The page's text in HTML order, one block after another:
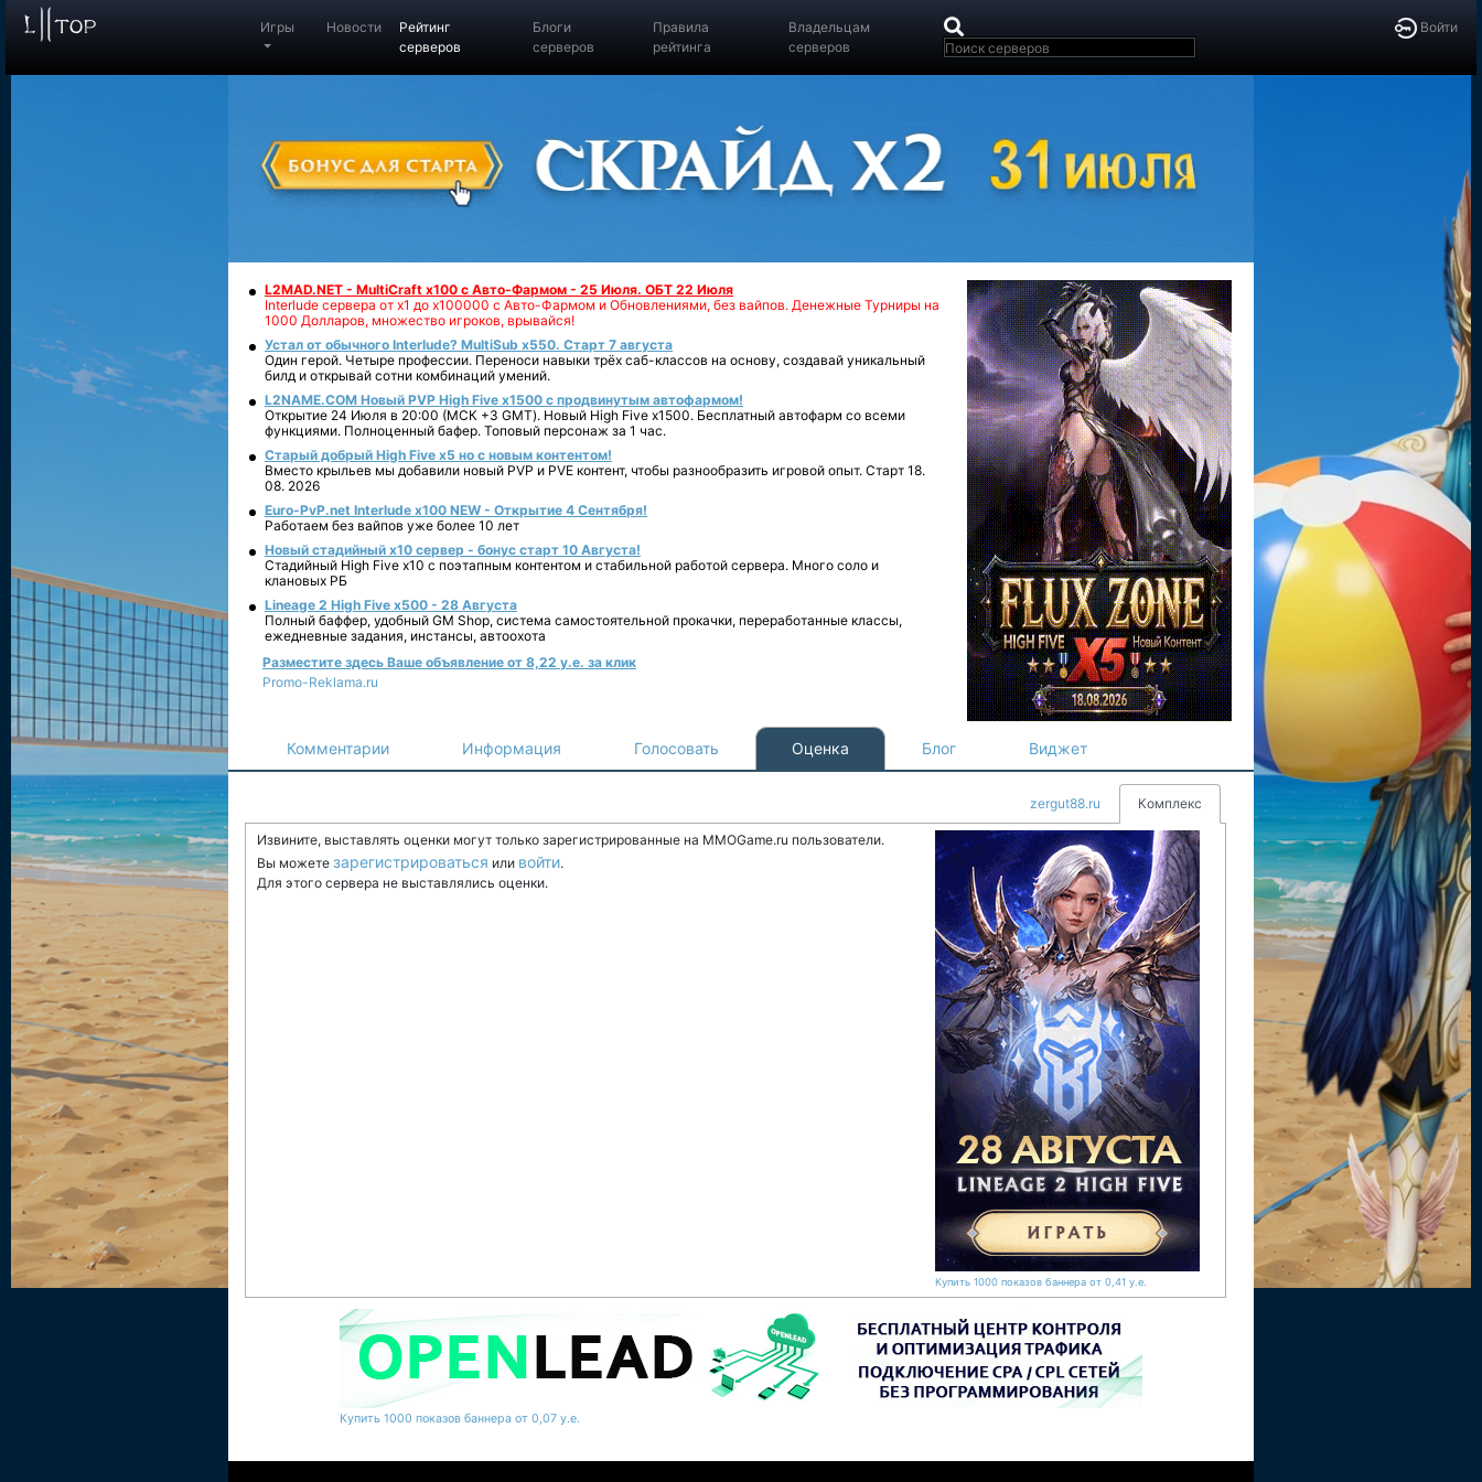
Войти
Игры Новости
Рейтинг
серверов
Блоги
серверов
Правила
рейтинга
Владельцам
серверов
L2MAD.NET - MultiCraft x100 с Авто-Фармом - 25 Июля. ОБТ 22 Июля
Interlude сервера от х1 до х100000 с Авто-Фармом и Обновлениями, без вайпов. Денежные Турниры на
1000 Долларов, множество игроков, врывайся!
Устал от обычного Interlude? MultiSub x550. Старт 7 августа
Один герой. Четыре профессии. Переноси навыки трёх саб-классов на основу, создавай уникальный
билд и открывай сотни комбинаций умений.
L2NAME.COM Новый PVP High Five x1500 с продвинутым автофармом!
Открытие 24 Июля в 20:00 (МСК +3 GMT). Новый High Five x1500. Бесплатный автофарм со всеми
функциями. Полноценный бафер. Топовый персонаж за 1 час.
Старый добрый High Five x5 но с новым контентом!
Вместо крыльев мы добавили новый PVP и PVE контент, чтобы разнообразить игровой опыт. Старт 18.
08. 2026
Euro-PvP.net Interlude х100 NEW - Открытие 4 Сентября!
Работаем без вайпов уже более 10 лет
Новый стадийный х10 сервер - бонус старт 10 Августа!
Стадийный High Five x10 с поэтапным контентом и стабильной работой сервера. Много соло и
клановых РБ
Lineage 2 High Five x500 - 28 Августа
Полный баффер, удобный GM Shop, система самостоятельной прокачки, переработанные классы,
ежедневные задания, инстансы, автоохота
Разместите здесь Ваше объявление от 8,22 у.е. за клик
Promo-Reklama.ru
Комментарии Информация Голосовать Оценка Блог Виджет
zergut88.ru Комплекс
Извините, выставлять оценки могут только зарегистрированные на MMOGame.ru пользователи.
Вы можете зарегистрироваться или войти.
Для этого сервера не выставлялись оценки.
Купить 1000 показов баннера от 0,41 у.е.
Купить 1000 показов баннера от 0,07 у.е.